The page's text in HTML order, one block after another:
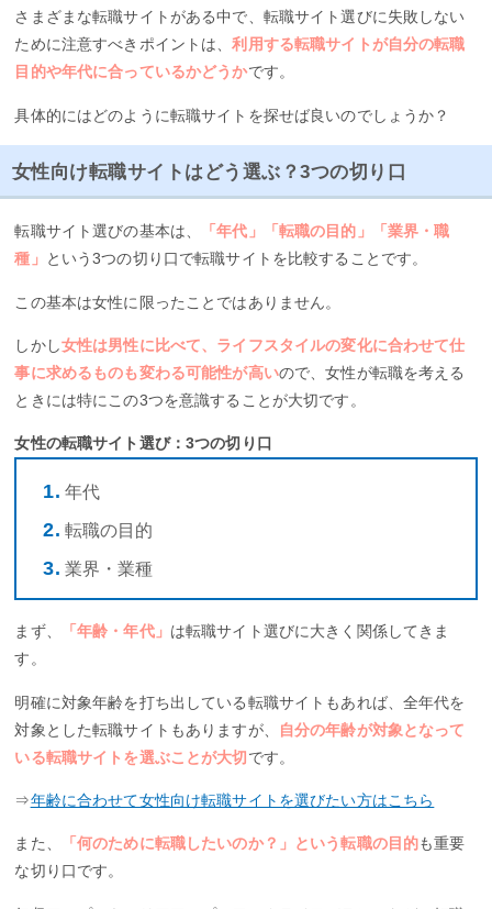
さまざまな転職サイトがある中で、転職サイト選びに失敗しない
ために注意すべきポイントは、利用する転職サイトが自分の転職
目的や年代に合っているかどうかです。
具体的にはどのように転職サイトを探せば良いのでしょうか？
女性向け転職サイトはどう選ぶ？3つの切り口
転職サイト選びの基本は、
「年代」「転職の目的」「業界・職
種」 という3つの切り口で転職サイトを比較することです。
この基本は女性に限ったことではありません。
しかし女性は男性に比べて、ライフスタイルの変化に合わせて仕
事に求めるものも変わる可能性が高いので、女性が転職を考える
ときには特にこの3つを意識することが大切です。
女性の転職サイト選び：3つの切り口
年代
転職の目的
業界・業種
まず、 「年齢・年代」 は転職サイト選びに大きく関係してきま
す。
明確に対象年齢を打ち出している転職サイトもあれば、全年代を
対象とした転職サイトもありますが、
自分の年齢が対象となって
いる転職サイトを選ぶことが大切です。
⇒年齢に合わせて女性向け転職サイトを選びたい方はこちら
また、 「何のために転職したいのか？」という転職の目的も重要
な切り口です。